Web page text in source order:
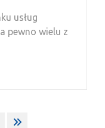
usług
pewno wielu z